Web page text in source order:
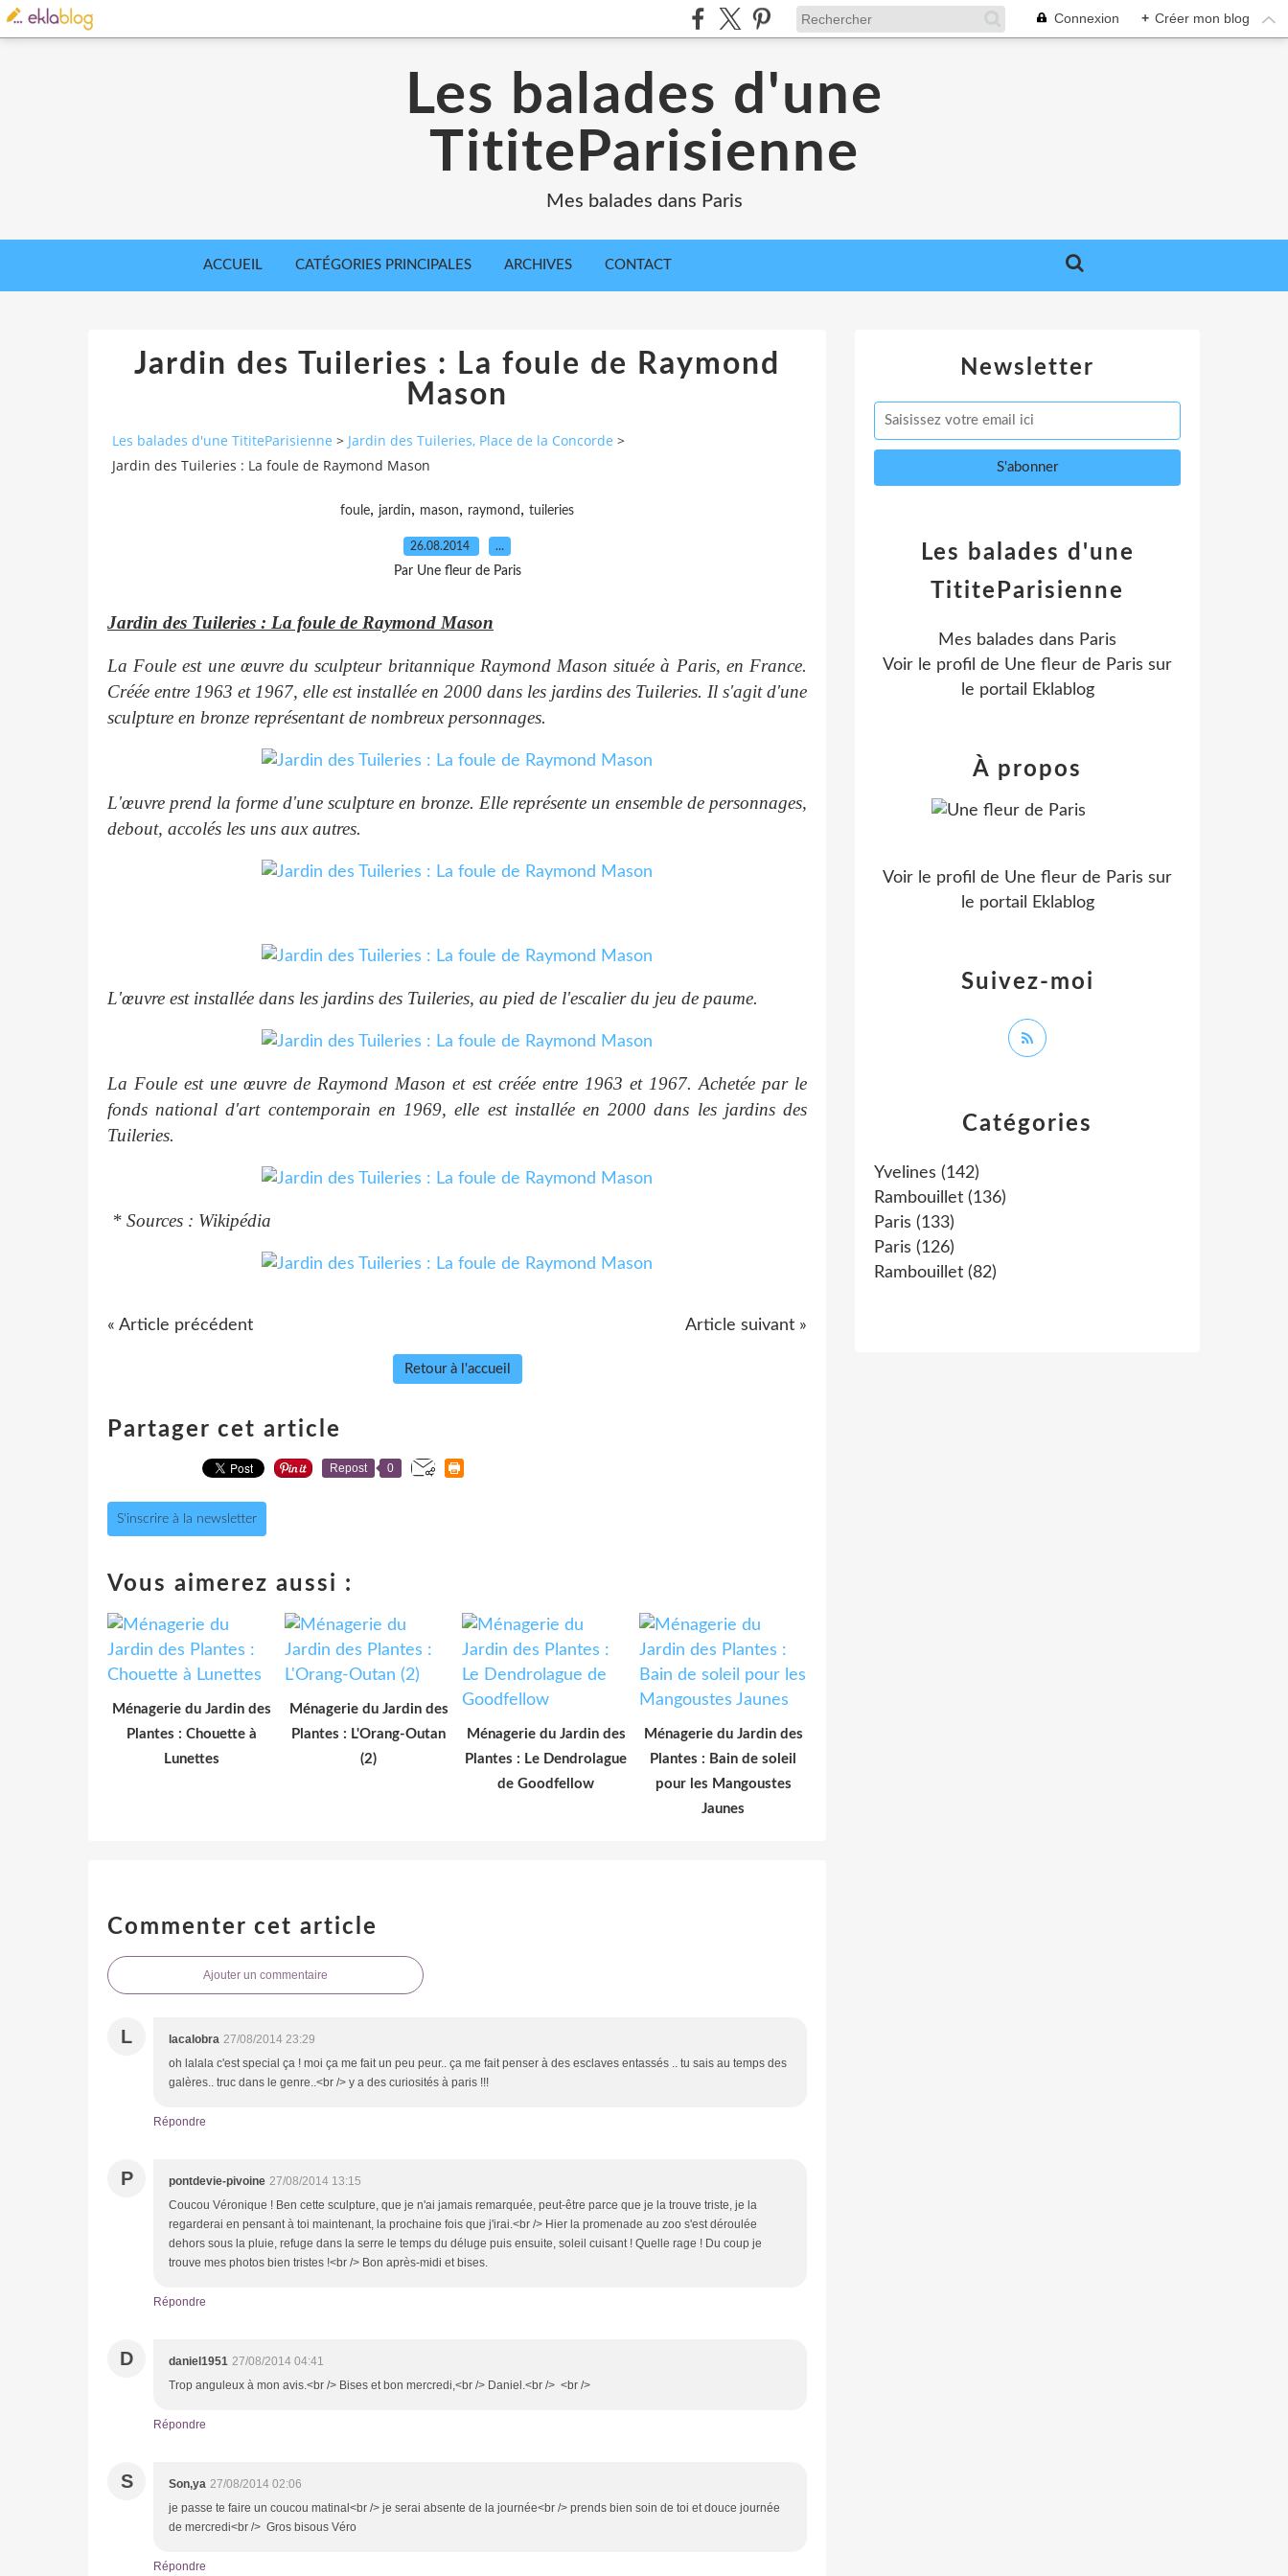
Connexion + Créer mon blog
Les balades d'une
TititeParisienne
Mes balades dans Paris
ACCUEIL CATÉGORIES PRINCIPALES ARCHIVES CONTACT
Jardin des Tuileries : La foule de Raymond
Mason
Les balades d'une TititeParisienne > Jardin des Tuileries, Place de la Concorde >
Jardin des Tuileries : La foule de Raymond Mason
foule, jardin, mason, raymond , tuileries
26.08.2014 …
Par Une fleur de Paris
Jardin des Tuileries : La foule de Raymond Mason
La Foule est une œuvre du sculpteur britannique Raymond Mason située à Paris, en France.
Créée entre 1963 et 1967, elle est installée en 2000 dans les jardins des Tuileries. Il s'agit d'une
sculpture en bronze représentant de nombreux personnages.
L'œuvre prend la forme d'une sculpture en bronze. Elle représente un ensemble de personnages,
debout, accolés les uns aux autres.
L'œuvre est installée dans les jardins des Tuileries, au pied de l'escalier du jeu de paume.
La Foule est une œuvre de Raymond Mason et est créée entre 1963 et 1967. Achetée par le
fonds national d'art contemporain en 1969, elle est installée en 2000 dans les jardins des
Tuileries.
* Sources : Wikipédia
« Article précédent Article suivant »
Retour à l'accueil
Partager cet article
Repost 0
S'inscrire à la newsletter
Vous aimerez aussi :
Ménagerie du Jardin des
Plantes : Chouette à
Lunettes
Ménagerie du Jardin des
Plantes : L'Orang-Outan
(2)
Ménagerie du Jardin des
Plantes : Le Dendrolague
de Goodfellow
Ménagerie du Jardin des
Plantes : Bain de soleil
pour les Mangoustes
Jaunes
Commenter cet article
Ajouter un commentaire
L lacalobra 27/08/2014 23:29
oh lalala c'est special ça ! moi ça me fait un peu peur.. ça me fait penser à des esclaves entassés .. tu sais au temps des
galères.. truc dans le genre..<br /> y a des curiosités à paris !!!
Répondre
P pontdevie-pivoine 27/08/2014 13:15
Coucou Véronique ! Ben cette sculpture, que je n'ai jamais remarquée, peut-être parce que je la trouve triste, je la
regarderai en pensant à toi maintenant, la prochaine fois que j'irai.<br /> Hier la promenade au zoo s'est déroulée
dehors sous la pluie, refuge dans la serre le temps du déluge puis ensuite, soleil cuisant ! Quelle rage ! Du coup je
trouve mes photos bien tristes !<br /> Bon après-midi et bises.
Répondre
D daniel1951 27/08/2014 04:41
Trop anguleux à mon avis.<br /> Bises et bon mercredi,<br /> Daniel.<br /> <br />
Répondre
S Son,ya 27/08/2014 02:06
je passe te faire un coucou matinal<br /> je serai absente de la journée<br /> prends bien soin de toi et douce journée
de mercredi<br /> Gros bisous Véro
Répondre
Newsletter
Catégories
Yvelines (142)
Rambouillet (136)
Paris (133)
Paris (126)
Rambouillet (82)
Les balades d'une
TititeParisienne
Mes balades dans Paris
Voir le profil de Une fleur de Paris sur
le portail Eklablog
Suivez-moi
À propos
Voir le profil de Une fleur de Paris sur
le portail Eklablog